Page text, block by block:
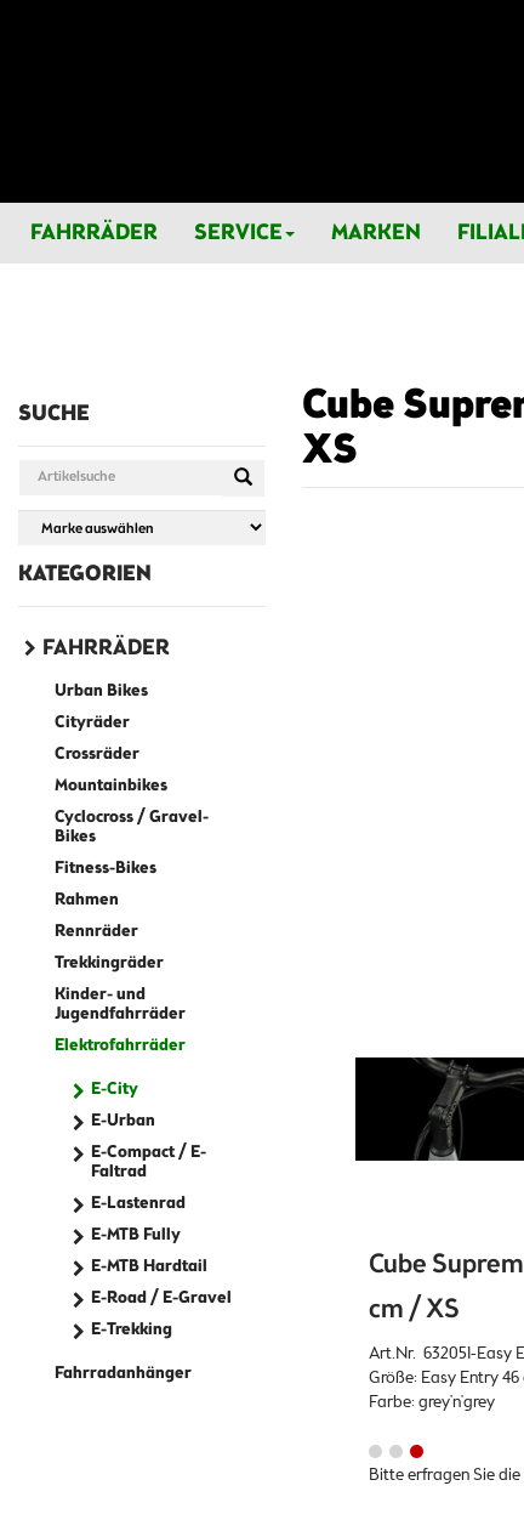
FAHRRÄDER SERVICE MARKEN
SUCHE
KATEGORIEN
FAHRRÄDER
Urban Bikes
Cityräder
Crossräder
Mountainbikes
Cyclocross / Gravel-
Bikes
Fitness-Bikes
Rahmen
Rennräder
Trekkingräder
Kinder- und
Jugendfahrräder
Elektrofahrräder
E-City
E-Urban
E-Compact / E-
Faltrad
E-Lastenrad
E-MTB Fully
E-MTB Hardtail
E-Road / E-Gravel
E-Trekking
Fahrradanhänger
Cube
XS
Cube
cm / XS
Art.Nr. 632051-Easy
Größe: Easy Entry
Farbe: grey'n'grey
Bitte erfragen Sie